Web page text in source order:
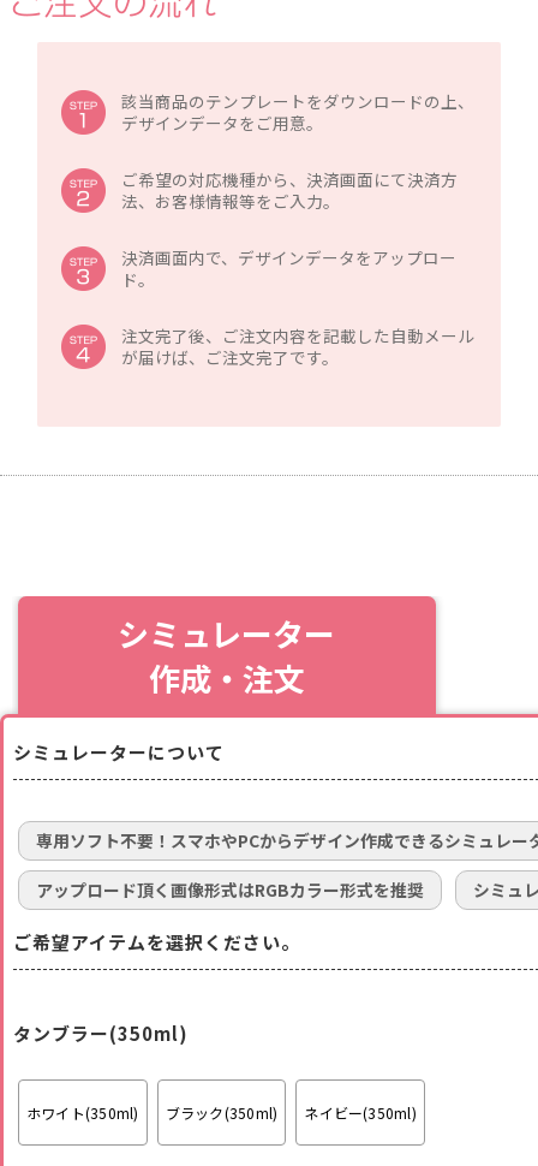
該当商品のテンプレートをダウンロードの上、
デザインデータをご用意。
ご希望の対応機種から、決済画面にて決済方
法、お客様情報等をご入力。
決済画面内で、デザインデータをアップロー
ド。
注文完了後、ご注文内容を記載した自動メール
が届けば、ご注文完了です。
シミュレーター
作成・注文
シミュレーターについて
専用ソフト不要！スマホやPCからデザイン作成できるシミュレー
アップロード頂く画像形式はRGBカラー形式を推奨 シミュ
ご希望アイテムを選択ください。
タンブラー(350ml)
ホワイト(350ml) ブラック(350ml) ネイビー(350ml)